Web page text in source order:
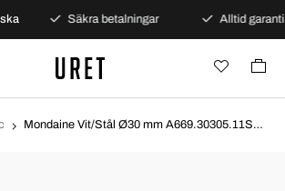
Säkra betalningar Alltid garanti
Mondaine Vit/Stål Ø30 mm A669.30305.11SBM